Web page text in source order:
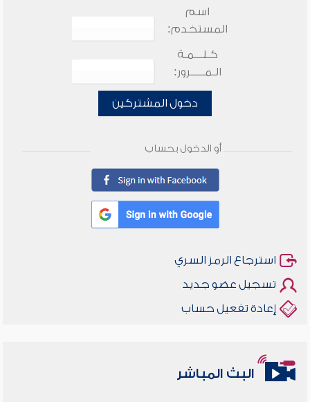
اسم
المستخدم:
كـلـــمـة
الـمـــــرور:
دخول المشتركين
أو الدخول بحساب
استرجاع الرمز السري
تسجيل عضو جديد
إعادة تفعيل حساب
البث المباشر